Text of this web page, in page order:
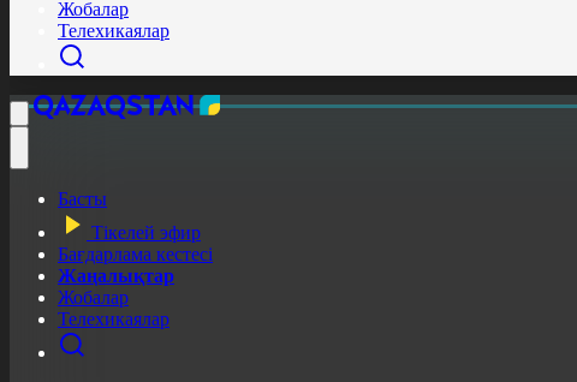
Жобалар
Телехикаялар
Басты
Тікелей эфир
Бағдарлама кестесі
Жаңалықтар
Жобалар
Телехикаялар